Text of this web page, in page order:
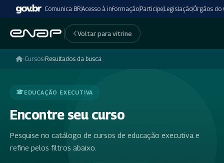
Comunica BRAcesso à informaçãoParticipeLegislaçãoÓrgãos do
Voltar para vitrine
›Cursos›Resultados da busca
EDUCAÇÃO EXECUTIVA
Encontre seu curso
Pesquise no catálogo de cursos de educação executiva e
refine pelos filtros abaixo.